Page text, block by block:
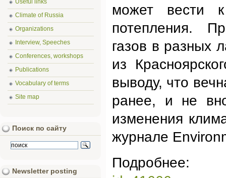
может вести к
потепления.
газов в разных
из
выводу, что
ранее, и не
изменения
журнале
Useful links
Climate of Russia
Organizations
Interview, Speeches
Conferences, workshops
Publications
Vocabulary of terms
Site map
Поиск по сайту
Newsletter posting